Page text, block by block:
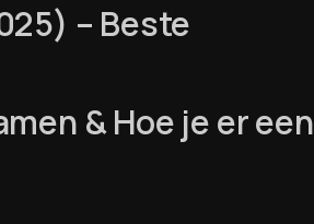
– Beste
& Hoe je er een